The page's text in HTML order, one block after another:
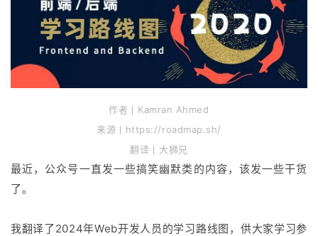
作者丨Kamran Ahmed
来源丨https://roadmap.sh/
翻译丨大狮兄
最近，公众号一直发一些搞笑幽默类的内容，该发一些干货
了。
我翻译了2024年Web开发人员的学习路线图，供大家学习参